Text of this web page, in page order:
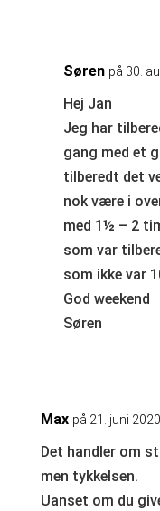
Søren på 30.
Hej Jan
Jeg har
gang med et
tilberedt det
nok være i
med 1½ – 2
som var
som ikke var
God weekend
Søren
Max på 21. juni
Det handler om
men tykkelsen.
Uanset om du